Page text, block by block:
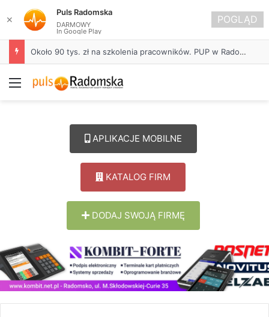
Życie bez alkoholu – lepszy wybór. Radomsko włącza się w Miesiąc Trzeźwości
Menu
APLIKACJE MOBILNE
KATALOG FIRM
DODAJ SWOJĄ FIRMĘ
✕
Puls Radomska
DARMOWY
In Google Play
POGLĄD